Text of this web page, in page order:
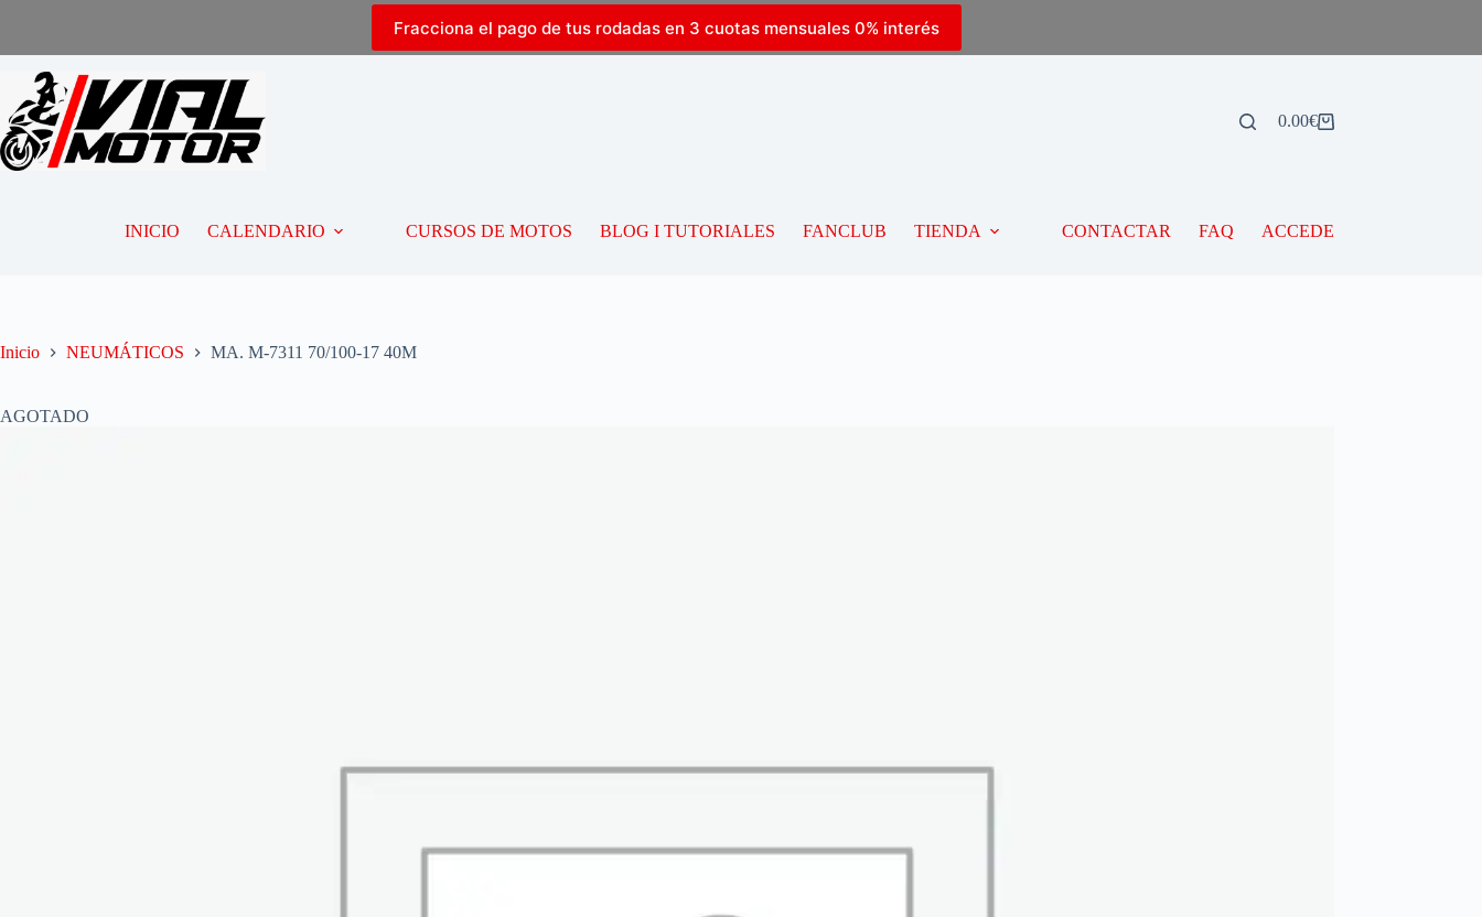
Fracciona el pago de tus rodadas en 3 cuotas mensuales 0% interés
0.00€
INICIO CALENDARIO CURSOS DE MOTOS BLOG I TUTORIALES FANCLUB TIENDA CONTACTAR FAQ ACCEDE
Inicio NEUMÁTICOS MA. M-7311 70/100-17 40M
AGOTADO